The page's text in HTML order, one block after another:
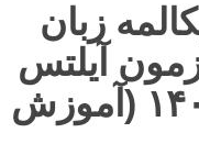
زبان
آیلتس
(IELTS) زمستان ۱۴۰۱ (آموزش